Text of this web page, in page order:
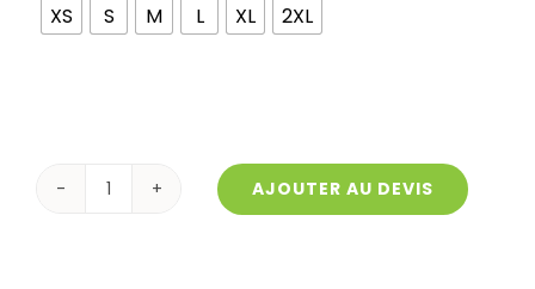
XS S M L XL 2XL
quantité
AJOUTER AU DEVIS